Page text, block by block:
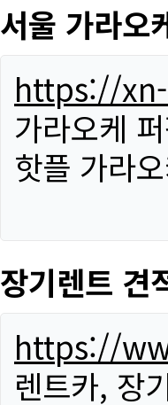
서울 가라오
https://
가라오케
핫플 가라
장기렌트 견
https://
렌트카, 장